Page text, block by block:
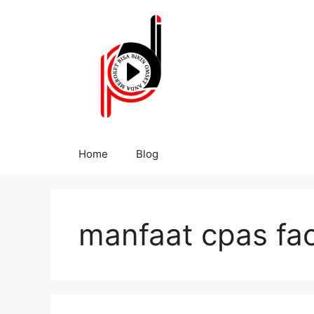
Home Blog
manfaat cpas